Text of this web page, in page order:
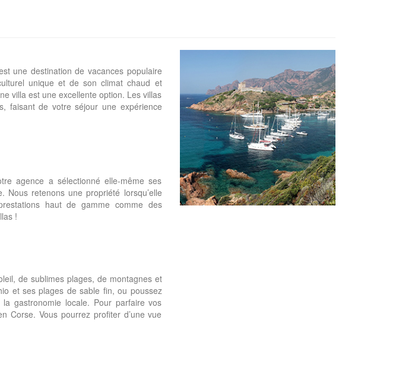
une destination de vacances populaire
unique et de son climat chaud et
villa est une excellente option. Les villas
faisant de votre séjour une expérience
agence a sélectionné elle-même ses
Nous retenons une propriété lorsqu’elle
haut de gamme comme des
!
de sublimes plages, de montagnes et
et ses plages de sable fin, ou poussez
gastronomie locale. Pour parfaire vos
Corse. Vous pourrez profiter d’une vue